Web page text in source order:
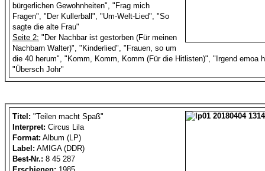
bürgerlichen Gewohnheiten", "Frag mich
Fragen", "Der Kullerball", "Um-Welt-Lied", "So
sagte die alte Frau"
Seite 2: "Der Nachbar ist gestorben (Für meinen
Nachbarn Walter)", "Kinderlied", "Frauen, so um
die 40 herum", "Komm, Komm, Komm (Für die Hitlisten)", "Irgend emoa
"Übersch Johr"
Titel: "Teilen macht Spaß"
Interpret: Circus Lila
Format: Album (LP)
Label: AMIGA (DDR)
Best-Nr.: 8 45 287